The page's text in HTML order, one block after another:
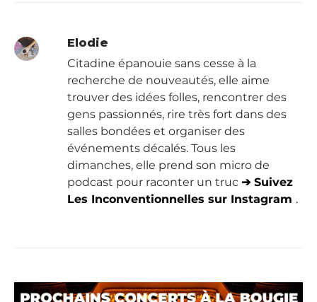
Elodie
Citadine épanouie sans cesse à la
recherche de nouveautés, elle aime
trouver des idées folles, rencontrer des
gens passionnés, rire très fort dans des
salles bondées et organiser des
événements décalés. Tous les
dimanches, elle prend son micro de
podcast pour raconter un truc ➔ Suivez
Les Inconventionnelles sur Instagram .